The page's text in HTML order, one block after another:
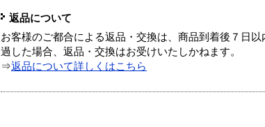
返品について
お客様のご都合による返品・交換は、商品到着後７日
過した場合、返品・交換はお受けいたしかねます。
⇒返品について詳しくはこちら